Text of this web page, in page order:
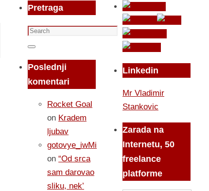
Pretraga
Search
for:
Search
Poslednji
komentari
Rocket Goal
on Kradem
ljubav
gotovye_iwMi
on “Od srca
sam darovao
sliku, nek’
Linkedin
Mr Vladimir
Stankovic
Zarada na
Internetu, 50
freelance
platforme